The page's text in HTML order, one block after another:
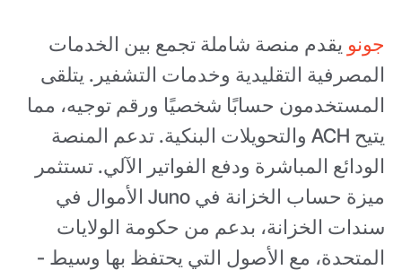
جونو يقدم منصة شاملة تجمع بين الخدمات
المصرفية التقليدية وخدمات التشفير. يتلقى
المستخدمون حسابًا شخصيًا ورقم توجيه، مما
يتيح ACH والتحويلات البنكية. تدعم المنصة
الودائع المباشرة ودفع الفواتير الآلي. تستثمر
ميزة حساب الخزانة في Juno الأموال في
سندات الخزانة، بدعم من حكومة الولايات
المتحدة، مع الأصول التي يحتفظ بها وسيط -